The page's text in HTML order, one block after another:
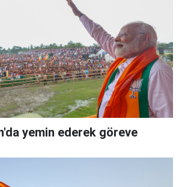
yemin ederek göreve